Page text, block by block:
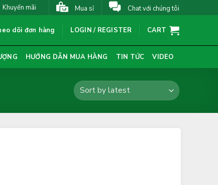
Khuyến mãi Mua sỉ Chat với chúng tôi
dõi đơn hàng LOGIN / REGISTER CART
HƯỚNG DẪN MUA HÀNG TIN TỨC VIDEO